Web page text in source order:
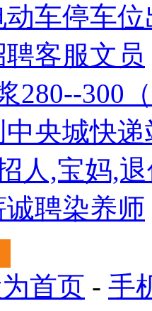
车停车
客服文员
280--300
央城快
人,宝妈,
聘染养师
首页 - 手